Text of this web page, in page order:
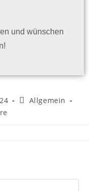
und wünschen
Allgemein